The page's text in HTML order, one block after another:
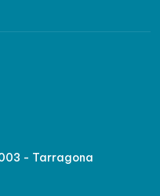
- Tarragona